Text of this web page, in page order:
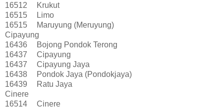
16512
Krukut
16515
Limo
16515
Maruyung (Meruyung)
Cipayung
16436
Bojong Pondok Terong
16437
Cipayung
16437
Cipayung Jaya
16438
Pondok Jaya (Pondokjaya)
16439
Ratu Jaya
Cinere
16514
Cinere